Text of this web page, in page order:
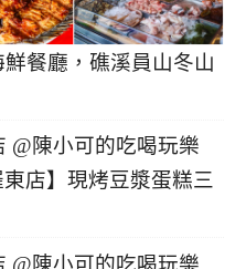
鮮餐廳，礁溪員山冬山
店】現烤豆漿蛋糕三